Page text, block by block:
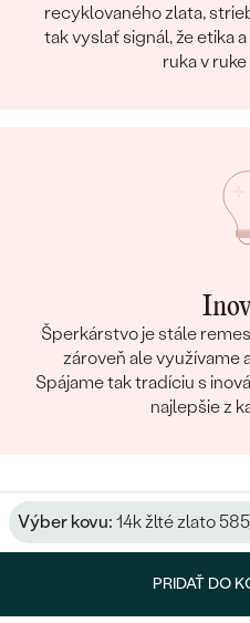
recyklovaného zlata,
tak vyslať signál, že etika
ruka v
Šperkárstvo je stále
zároveň ale využívame
Spájame tak tradíciu s
najlepšie z
Výber kovu: 14k žlté zlato
PRIDAŤ DO